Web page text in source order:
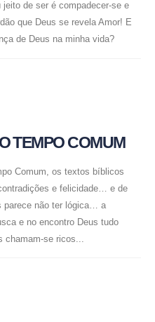
de ser é compadecer-se e
que Deus se revela Amor! E
de Deus na minha vida?
TEMPO COMUM
Comum, os textos bíblicos
e felicidade… e de
parece não ter lógica… a
e no encontro Deus tudo
chamam-se ricos...